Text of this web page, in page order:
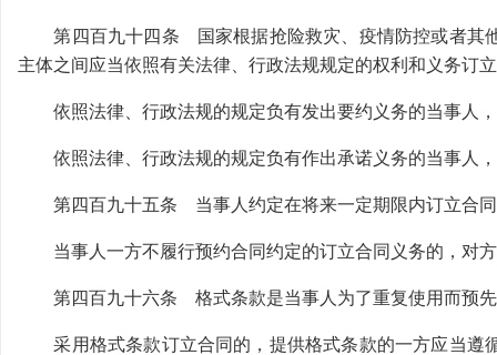
第四百九十四条 国家根据抢险救灾、疫情防控或者其他
主体之间应当依照有关法律、行政法规规定的权利和义务订
依照法律、行政法规的规定负有发出要约义务的当事人，
依照法律、行政法规的规定负有作出承诺义务的当事人，
第四百九十五条 当事人约定在将来一定期限内订立合同
当事人一方不履行预约合同约定的订立合同义务的，对方
第四百九十六条 格式条款是当事人为了重复使用而预先
采用格式条款订立合同的，提供格式条款的一方应当遵